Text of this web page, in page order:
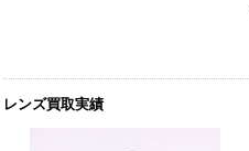
レンズ買取実績